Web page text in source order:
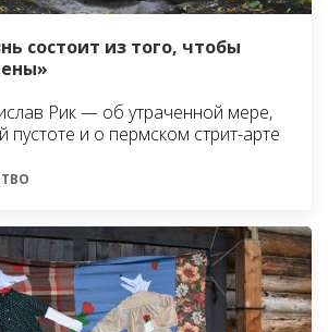
состоит из того, чтобы
Рик — об утраченной мере,
пустоте и о пермском стрит-арте